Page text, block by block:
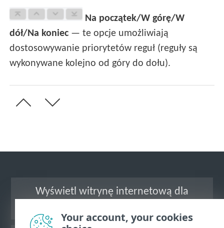
Na początek/W górę/W
dół/Na koniec — te opcje umożliwiają
dostosowywanie priorytetów reguł (reguły są
wykonywane kolejno od góry do dołu).
Wyświetl witrynę internetową dla
Your account, your cookies